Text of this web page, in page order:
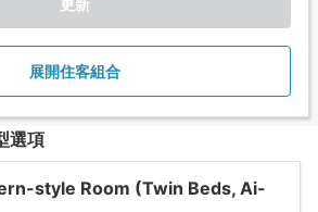
更新
展開住客組合
選項
style Room (Twin Beds, Ai-